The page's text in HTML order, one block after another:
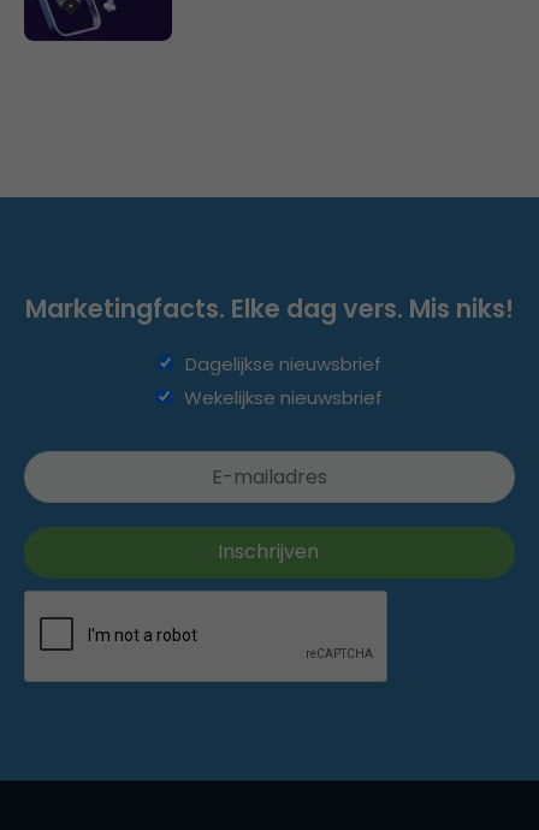
Marketingfacts. Elke dag vers. Mis niks!
Dagelijkse nieuwsbrief
Wekelijkse nieuwsbrief